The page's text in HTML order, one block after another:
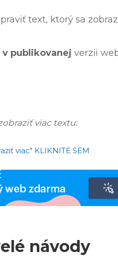
text, ktorý sa
v publikovanej verzii
viac textu:
viac" KLIKNITE SEM
návody